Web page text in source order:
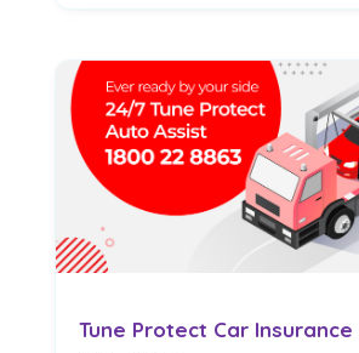
Tune Protect Car Insurance